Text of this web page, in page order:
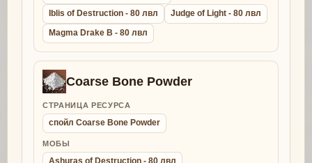
Iblis of Destruction - 80 лвл
Judge of Light - 80 лвл
Magma Drake B - 80 лвл
Coarse Bone Powder
СТРАНИЦА РЕСУРСА
спойл Coarse Bone Powder
МОБЫ
Ashuras of Destruction - 80 лвл